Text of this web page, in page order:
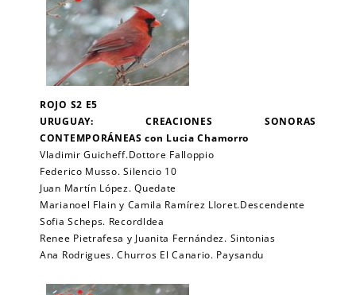
ROJO S2 E5
URUGUAY: CREACIONES SONORAS
CONTEMPORÁNEAS con Lucia Chamorro
Vladimir Guicheff.Dottore Falloppio
Federico Musso. Silencio 10
Juan Martín López. Quedate
Marianoel Flain y Camila Ramírez Lloret.Descendente
Sofia Scheps. Recordldea
Renee Pietrafesa y Juanita Fernández. Sintonias
Ana Rodrigues. Churros El Canario. Paysandu